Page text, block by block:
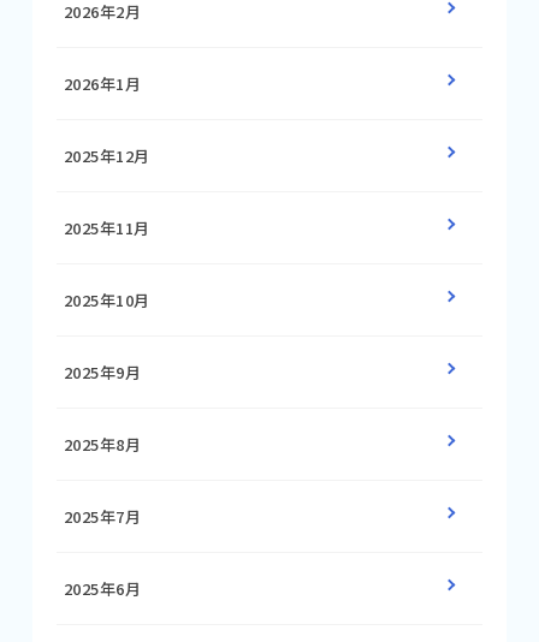
2026年2月
2026年1月
2025年12月
2025年11月
2025年10月
2025年9月
2025年8月
2025年7月
2025年6月